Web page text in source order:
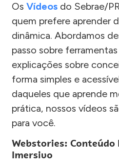
Os Vídeos do Sebrae/
quem prefere aprender
dinâmica. Abordamos
passo sobre
explicações sobre
forma simples e
daqueles que aprende
prática, nossos vídeos
para você.
Webstories:
Imersivo